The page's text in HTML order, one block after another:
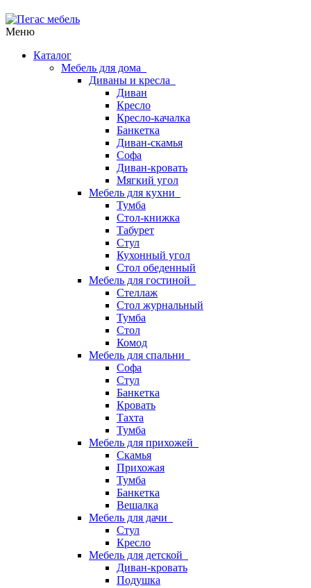
Меню
Каталог
Мебель для дома
Диваны и кресла
Диван
Кресло
Кресло-качалка
Банкетка
Диван-скамья
Софа
Диван-кровать
Мягкий угол
Мебель для кухни
Тумба
Стол-книжка
Табурет
Стул
Кухонный угол
Стол обеденный
Мебель для гостиной
Стеллаж
Стол журнальный
Тумба
Стол
Комод
Мебель для спальни
Софа
Стул
Банкетка
Кровать
Тахта
Тумба
Мебель для прихожей
Скамья
Прихожая
Тумба
Банкетка
Вешалка
Мебель для дачи
Стул
Кресло
Мебель для детской
Диван-кровать
Подушка